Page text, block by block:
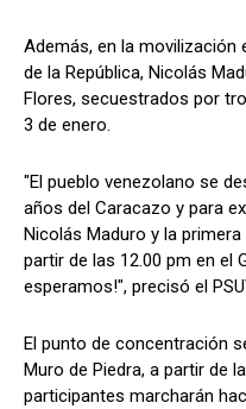
Además, en la movilización
de la República, Nicolás
Flores, secuestrados por
3 de enero.
"El pueblo venezolano se
años del Caracazo y para
Nicolás Maduro y la
partir de las 12.00 pm en el
esperamos!", precisó el
El punto de concentración
Muro de Piedra, a partir de
participantes marcharán